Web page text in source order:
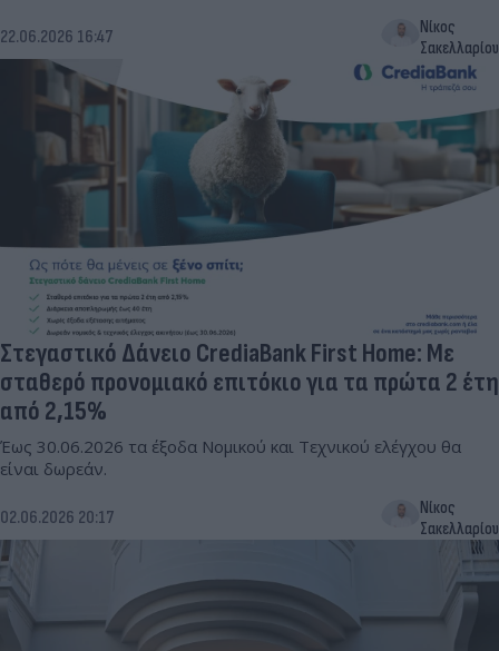
22.06.2026 16:47
Νίκος
Σακελλαρίου
Στεγαστικό Δάνειο CrediaBank First Home: Με
σταθερό προνομιακό επιτόκιο για τα πρώτα 2 έτη
από 2,15%
Έως 30.06.2026 τα έξοδα Νομικού και Τεχνικού ελέγχου θα
είναι δωρεάν.
02.06.2026 20:17
Νίκος
Σακελλαρίου